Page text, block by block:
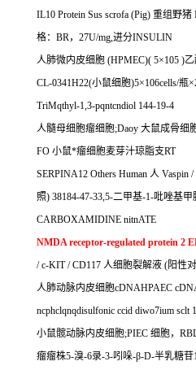
IL10 Protein Sus scrofa (Pig) 重组野猪
格： BR， 27U/mg,进分INSULIN
人肺微内皮细胞 (HPMEC)( 5×105 )
CL-0341H22(小鼠细胞)5×106cells/瓶×
TriMqthyl-1,3-pqntcndiol 144-19-4
人髓母细胞瘤细胞;Daoy 大鼠成骨细
FO 小鼠*瘤细胞麦芽汁琼脂支RT
SERPINA12 Others Human 人 Vaspin
照) 38184-47-33,5-二甲基-1-吡唑基甲
CARBOXAMIDINE nitnATE
NMDA receptor-regulated protein 2
/ c-KIT / CD117 人细胞裂解液 (阳性
人肺动脉内皮细胞cDNAHPAEC
ncphclqnqdisulfonic ccid diwo7ium sclt
小鼠髋动脉内皮细胞;PIEC 细胞，
瘤瘤株5-溴-6录-3-吲哚-β-D-半乳糖苷